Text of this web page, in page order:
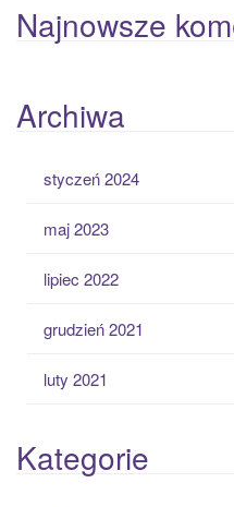
Najnowsze
Archiwa
styczeń 2024
maj 2023
lipiec 2022
grudzień 2021
luty 2021
Kategorie